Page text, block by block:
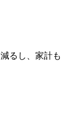
るし、家計も